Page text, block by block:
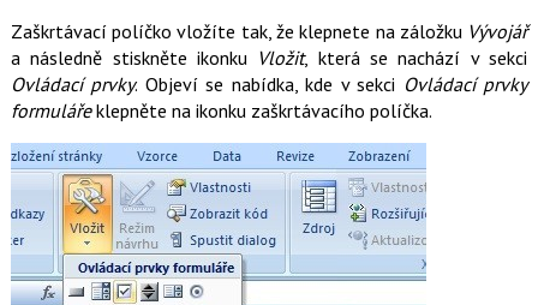
Zaškrtávací políčko vložíte tak, že klepnete na záložku Vývojář
a následně stiskněte ikonku Vložit, která se nachází v sekci
Ovládací prvky. Objeví se nabídka, kde v sekci Ovládací prvky
formulářeklepněte na ikonku zaškrtávacího políčka.